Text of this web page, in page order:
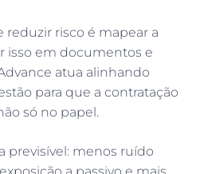
reduzir risco é mapear a
isso em documentos e
atua alinhando
para que a contratação
só no papel.
previsível: menos ruído